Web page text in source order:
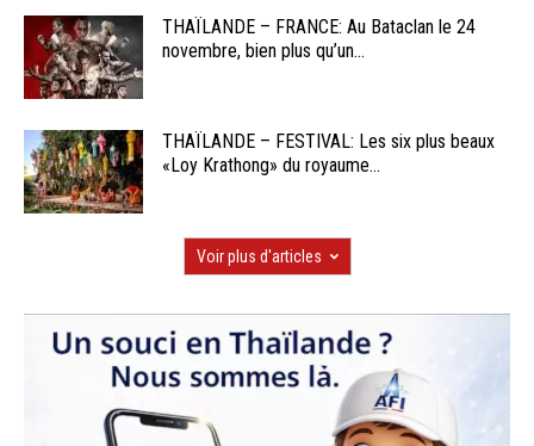
THAÏLANDE – FRANCE: Au Bataclan le 24
novembre, bien plus qu’un...
THAÏLANDE – FESTIVAL: Les six plus beaux
«Loy Krathong» du royaume...
Voir plus d'articles